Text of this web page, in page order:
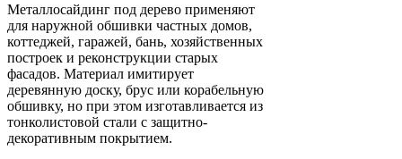
Металлосайдинг под дерево применяют
для наружной обшивки частных домов,
коттеджей, гаражей, бань, хозяйственных
построек и реконструкции старых
фасадов. Материал имитирует
деревянную доску, брус или корабельную
обшивку, но при этом изготавливается из
тонколистовой стали с защитно-
декоративным покрытием.